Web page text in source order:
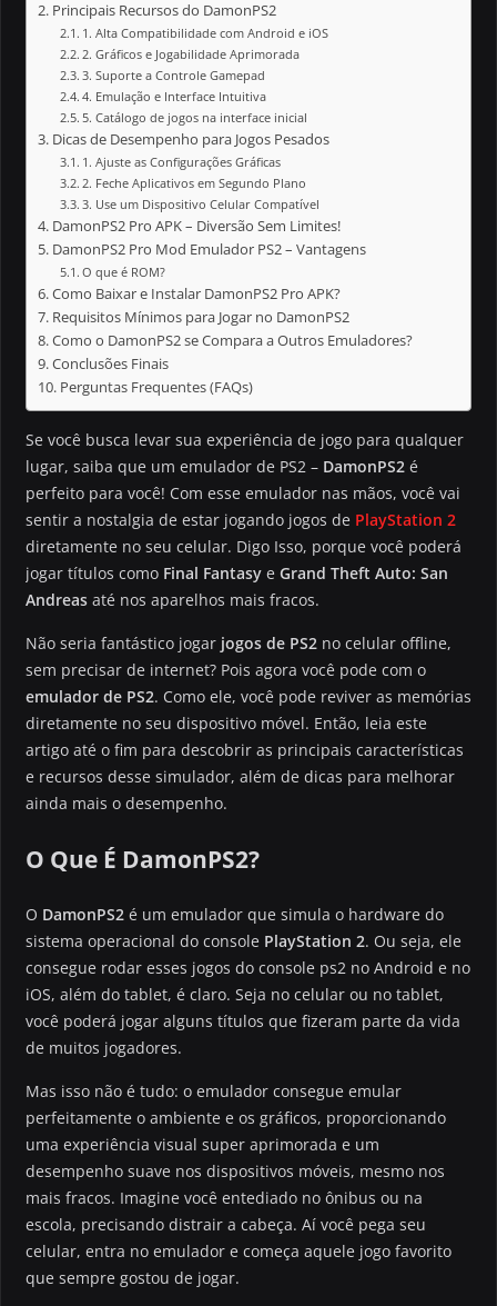
Principais Recursos do DamonPS2
1. Alta Compatibilidade com Android e iOS
2. Gráficos e Jogabilidade Aprimorada
3. Suporte a Controle Gamepad
4. Emulação e Interface Intuitiva
5. Catálogo de jogos na interface inicial
Dicas de Desempenho para Jogos Pesados
1. Ajuste as Configurações Gráficas
2. Feche Aplicativos em Segundo Plano
3. Use um Dispositivo Celular Compatível
DamonPS2 Pro APK – Diversão Sem Limites!
DamonPS2 Pro Mod Emulador PS2 – Vantagens
O que é ROM?
Como Baixar e Instalar DamonPS2 Pro APK?
Requisitos Mínimos para Jogar no DamonPS2
Como o DamonPS2 se Compara a Outros Emuladores?
Conclusões Finais
Perguntas Frequentes (FAQs)
Se você busca levar sua experiência de jogo para qualquer
lugar, saiba que um emulador de PS2 – DamonPS2 é
perfeito para você! Com esse emulador nas mãos, você vai
sentir a nostalgia de estar jogando jogos de PlayStation 2
diretamente no seu celular. Digo Isso, porque você poderá
jogar títulos como Final Fantasy e Grand Theft Auto: San
Andreas até nos aparelhos mais fracos.
Não seria fantástico jogar jogos de PS2 no celular offline,
sem precisar de internet? Pois agora você pode com o
emulador de PS2. Como ele, você pode reviver as memórias
diretamente no seu dispositivo móvel. Então, leia este
artigo até o fim para descobrir as principais características
e recursos desse simulador, além de dicas para melhorar
ainda mais o desempenho.
O Que É DamonPS2?
O DamonPS2 é um emulador que simula o hardware do
sistema operacional do console PlayStation 2. Ou seja, ele
consegue rodar esses jogos do console ps2 no Android e no
iOS, além do tablet, é claro. Seja no celular ou no tablet,
você poderá jogar alguns títulos que fizeram parte da vida
de muitos jogadores.
Mas isso não é tudo: o emulador consegue emular
perfeitamente o ambiente e os gráficos, proporcionando
uma experiência visual super aprimorada e um
desempenho suave nos dispositivos móveis, mesmo nos
mais fracos. Imagine você entediado no ônibus ou na
escola, precisando distrair a cabeça. Aí você pega seu
celular, entra no emulador e começa aquele jogo favorito
que sempre gostou de jogar.